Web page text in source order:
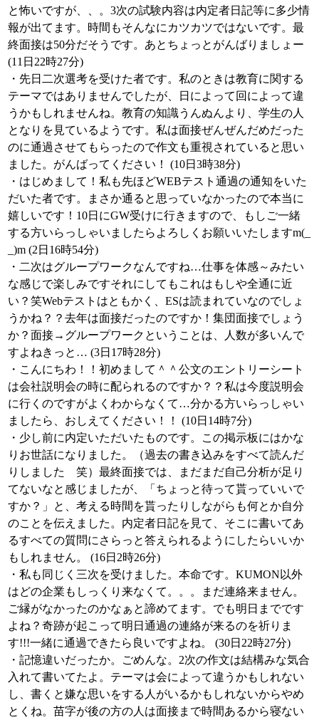
と怖いですが、、。3次の試験内容は内定者日記等に多少情
報が出てます。時間もそんなにカツカツではないです。最
終面接は50分だそうです。あとちょっとがんばりましょー
(11日22時27分)
・先日二次選考を受けた者です。私のときは教育に関する
テーマではありませんでしたが、日によって回によって違
うかもしれませんね。教育の知識うんぬんより、学生の人
となりを見ているようです。私は面接ぜんぜんだめだった
のに通過させてもらったので作文も重視されていると思い
ました。がんばってください！ (10日3時38分)
・はじめまして！私も先ほどWEBテスト通過の通知をいた
だいた者です。まさか通ると思っていなかったので本当に
嬉しいです！10日にGW受けに行きますので、もしご一緒
する方いらっしゃいましたらよろしくお願いいたしますm(_
_)m (2日16時54分)
・二次はグループワークなんですね…仕事を体感～みたい
な感じで楽しみですそれにしてもこれはもしや全通に近
い？笑Webテストはともかく、ESは読まれていなのでしょ
うかね？？去年は面接だったのですか！集団面接でしょう
か？面接→グループワークということは、人数が多いんで
すよねきっと… (3日17時28分)
・こんにちわ！！初めまして＾＾公文のエントリーシート
は会社説明会の時に配られるのですか？？私は今度説明会
に行くのですがよくわからなくて…分かる方いらっしゃい
ましたら、おしえてください！！ (10日14時7分)
・少し前に内定いただいたものです。この掲示板にはかな
りお世話になりました。（過去の書き込みをすべて読んだ
りしました 笑）最終面接では、まだまだ自己分析が足り
てないなと感じましたが、「ちょっと待って貰っていいで
すか？」と、考える時間を貰ったりしながらも何とか自分
のことを伝えました。内定者日記を見て、そこに書いてあ
るすべての質問にさらっと答えられるようにしたらいいか
もしれません。 (16日2時26分)
・私も同じく三次を受けました。本命です。KUMON以外
はどの企業もしっくり来なくて。。。まだ連絡来ません。
ご縁がなかったのかなぁと諦めてます。でも明日までです
よね？奇跡が起こって明日通過の連絡が来るのを祈りま
す!!!一緒に通過できたら良いですよね。 (30日22時27分)
・記憶違いだったか。ごめんな。2次の作文は結構みな気合
入れて書いてたよ。テーマは会によって違うかもしれない
し、書くと嫌な思いをする人がいるかもしれないからやめ
とくね。苗字が後の方の人は面接まで時間あるから寝ない